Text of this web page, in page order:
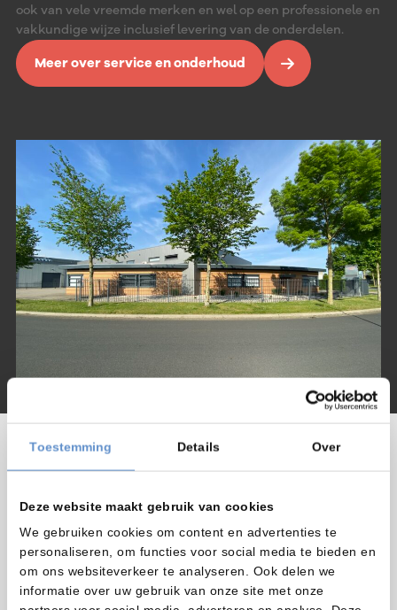
Toestemming Details Over
Deze website maakt gebruik van cookies
We gebruiken cookies om content en advertenties te
personaliseren, om functies voor social media te bieden en
om ons websiteverkeer te analyseren. Ook delen we
informatie over uw gebruik van onze site met onze
ook van vele vreemde merken en wel op een professionele en
vakkundige wijze inclusief levering van de onderdelen.
Meer over service en onderhoud
Onze kernwaarden: advies, service
succes.
We streven naar een langdurige relatie met onze klanten. De
basis daarvoor is een eerlijk en goed advies, goede machines
en bijbehorende media, een professionele service en dat
alles tegen een faire prijs.